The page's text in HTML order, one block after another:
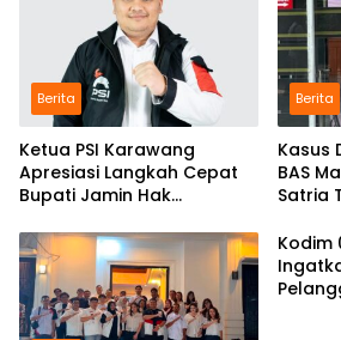
Berita
Ketua PSI Karawang
Apresiasi Langkah Cepat
Bupati Jamin Hak
Berita
Kasus
BAS
Satria
Kodim